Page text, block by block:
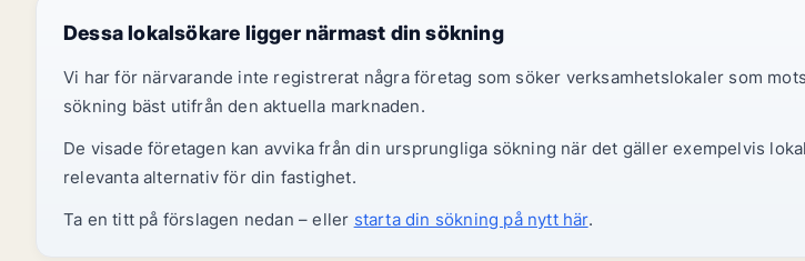
Dessa lokalsökare ligger närmast din sökning
Vi har för närvarande inte registrerat några företag som söker verksamhetslokaler som
sökning bäst utifrån den aktuella marknaden.
De visade företagen kan avvika från din ursprungliga sökning när det gäller exempelvis
relevanta alternativ för din fastighet.
Ta en titt på förslagen nedan – eller starta din sökning på nytt här.